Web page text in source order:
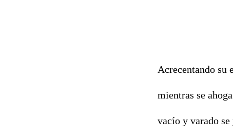
Acrecentando su
mientras se
vacío y varado